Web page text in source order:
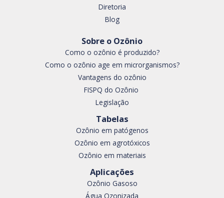
Diretoria
Blog
Sobre o Ozônio
Como o ozônio é produzido?
Como o ozônio age em microrganismos?
Vantagens do ozônio
FISPQ do Ozônio
Legislação
Tabelas
Ozônio em patógenos
Ozônio em agrotóxicos
Ozônio em materiais
Aplicações
Ozônio Gasoso
Água Ozonizada